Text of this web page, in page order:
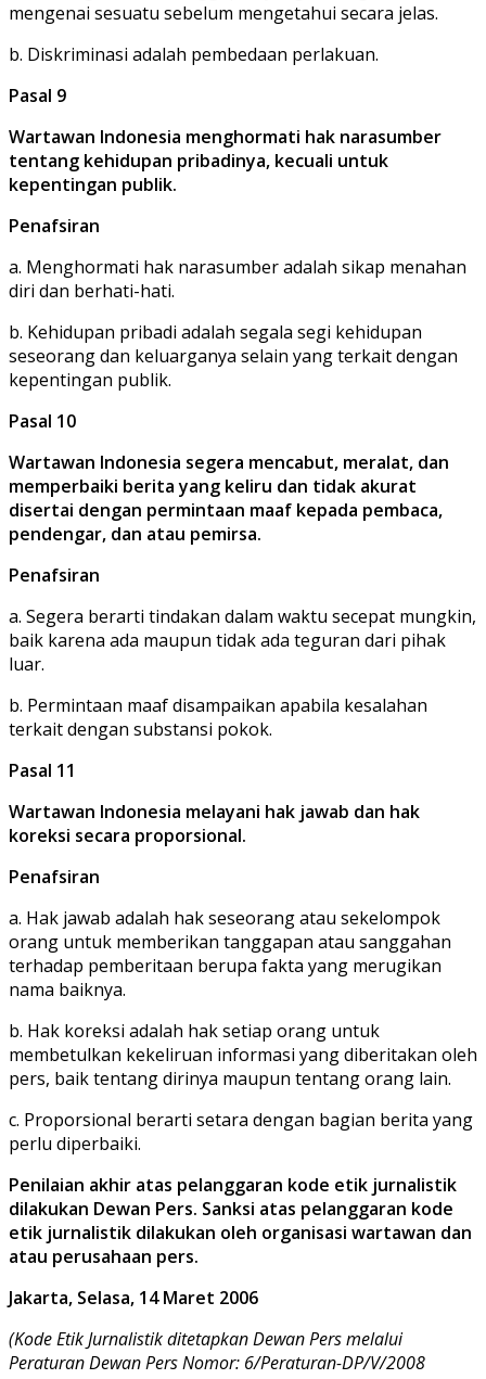
mengenai sesuatu sebelum mengetahui secara jelas.
b. Diskriminasi adalah pembedaan perlakuan.
Pasal 9
Wartawan Indonesia menghormati hak narasumber
tentang kehidupan pribadinya, kecuali untuk
kepentingan publik.
Penafsiran
a. Menghormati hak narasumber adalah sikap menahan
diri dan berhati-hati.
b. Kehidupan pribadi adalah segala segi kehidupan
seseorang dan keluarganya selain yang terkait dengan
kepentingan publik.
Pasal 10
Wartawan Indonesia segera mencabut, meralat, dan
memperbaiki berita yang keliru dan tidak akurat
disertai dengan permintaan maaf kepada pembaca,
pendengar, dan atau pemirsa.
Penafsiran
a. Segera berarti tindakan dalam waktu secepat mungkin,
baik karena ada maupun tidak ada teguran dari pihak
luar.
b. Permintaan maaf disampaikan apabila kesalahan
terkait dengan substansi pokok.
Pasal 11
Wartawan Indonesia melayani hak jawab dan hak
koreksi secara proporsional.
Penafsiran
a. Hak jawab adalah hak seseorang atau sekelompok
orang untuk memberikan tanggapan atau sanggahan
terhadap pemberitaan berupa fakta yang merugikan
nama baiknya.
b. Hak koreksi adalah hak setiap orang untuk
membetulkan kekeliruan informasi yang diberitakan oleh
pers, baik tentang dirinya maupun tentang orang lain.
c. Proporsional berarti setara dengan bagian berita yang
perlu diperbaiki.
Penilaian akhir atas pelanggaran kode etik jurnalistik
dilakukan Dewan Pers. Sanksi atas pelanggaran kode
etik jurnalistik dilakukan oleh organisasi wartawan dan
atau perusahaan pers.
Jakarta, Selasa, 14 Maret 2006
(Kode Etik Jurnalistik ditetapkan Dewan Pers melalui
Peraturan Dewan PersNomor: 6/Peraturan-DP/V/2008